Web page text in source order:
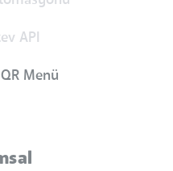
API
Menü